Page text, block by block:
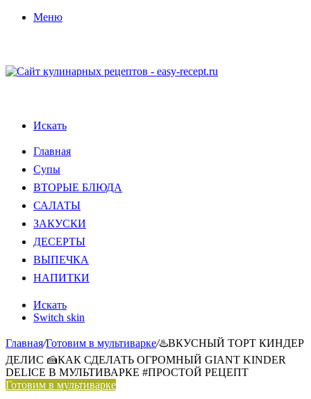
Меню
Искать
Главная
Супы
ВТОРЫЕ БЛЮДА
САЛАТЫ
ЗАКУСКИ
ДЕСЕРТЫ
ВЫПЕЧКА
НАПИТКИ
Искать
Switch skin
Главная/Готовим в мультиварке/♨️ВКУСНЫЙ ТОРТ КИНДЕР
ДЕЛИС 🍰КАК СДЕЛАТЬ ОГРОМНЫЙ GIANT KINDER
DELICE В МУЛЬТИВАРКЕ #ПРОСТОЙ РЕЦЕПТ
Готовим в мультиварке